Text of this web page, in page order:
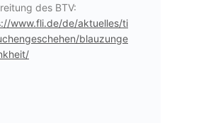
des BTV:
www.fli.de/de/aktuelles/ti
blauzunge